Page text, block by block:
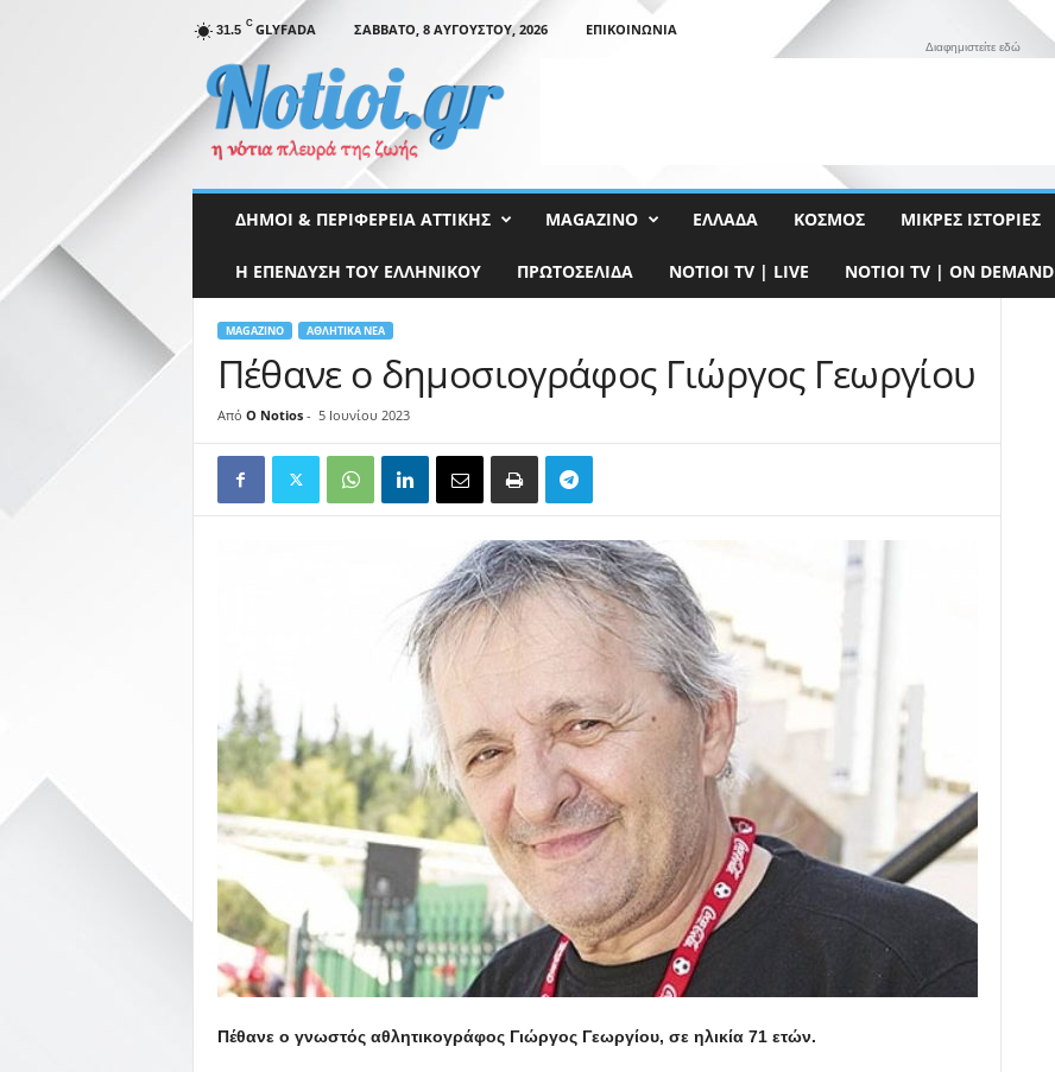
31.5 C GLYFADA ΣΆΒΒΑΤΟ, 8 ΑΥΓΟΎΣΤΟΥ, 2026
ΕΠΙΚΟΙΝΩΝΊΑ
t
Διαφημιστείτε εδώ
ΔΉΜΟΙ & ΠΕΡΙΦΈΡΕΙΑ ΑΤΤΙΚΉΣ MAGAZINO ΕΛΛΆΔΑ ΚΌΣΜΟΣ ΜΙΚΡΈΣ ΙΣΤΟΡΊΕΣ
Η ΕΠΕΝΔΥΣΗ ΤΟΥ ΕΛΛΗΝΙΚΟΥ ΠΡΩΤΟΣΈΛΙΔΑ NOTIOI TV | LIVE NOTIOI TV | ON DEMAND
MAGAZINO ΑΘΛΗΤΙΚΆ ΝΈΑ
Πέθανε ο δημοσιογράφος Γιώργος Γεωργίου
Από O Notios- 5 Ιουνίου 2023
Πέθανε ο γνωστός αθλητικογράφος Γιώργος Γεωργίου, σε ηλικία 71 ετών.